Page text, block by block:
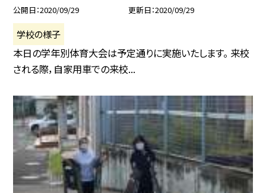
公開日 2020/09/29 更新日 2020/09/29
学校の様子
本日の学年別体育大会は予定通りに実施いたします。 来校
される際，自家用車での来校...